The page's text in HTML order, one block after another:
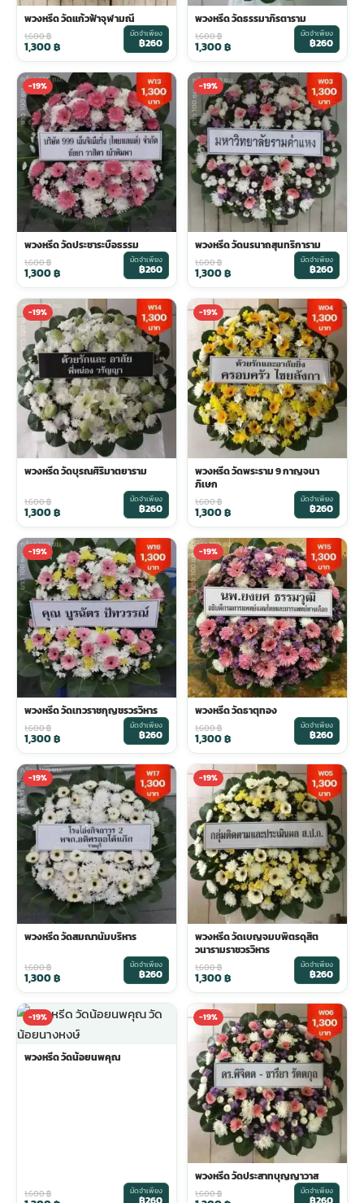
ดอกไม้งานศพ ส่งฟรี
ดอกไม้งานศพ ออนไลน์
พวงดอกไม้งานศพ
tpdecorate ปูพื้น
พวงหรีด ส่งด่วน วันนี้
พวงหรีด วัดแก้วฟ้าจุฬามณี
1,600฿
1,300฿
มัดจำเพียง
฿260
พวงหรีด วัดธรรมาภิรตาราม
1,600฿
1,300฿
มัดจำเพียง
฿260
-19%
พวงหรีด วัดประชาระบือธรรม
1,600฿
1,300฿
มัดจำเพียง
฿260
-19%
พวงหรีด วัดนรนาถสุนทริการาม
1,600฿
1,300฿
มัดจำเพียง
฿260
-19%
พวงหรีด วัดบุรณศิริมาตยาราม
1,600฿
1,300฿
มัดจำเพียง
฿260
-19%
พวงหรีด วัดพระราม 9 กาญจนา
ภิเษก
1,600฿
1,300฿
มัดจำเพียง
฿260
-19%
พวงหรีด วัดเทวราชกุญชรวรวิหาร
1,600฿
1,300฿
มัดจำเพียง
฿260
-19%
พวงหรีด วัดธาตุทอง
1,600฿
1,300฿
มัดจำเพียง
฿260
-19%
พวงหรีด วัดสมณานัมบริหาร
1,600฿
1,300฿
มัดจำเพียง
฿260
-19%
พวงหรีด วัดเบญจมบพิตรดุสิต
วนารามราชวรวิหาร
1,600฿
1,300฿
มัดจำเพียง
฿260
-19%
พวงหรีด วัดน้อยนพคุณ
1,600฿ มัดจำเพียง
-19%
พวงหรีด วัดประสาทบุญญาวาส
1,600฿ มัดจำเพียง